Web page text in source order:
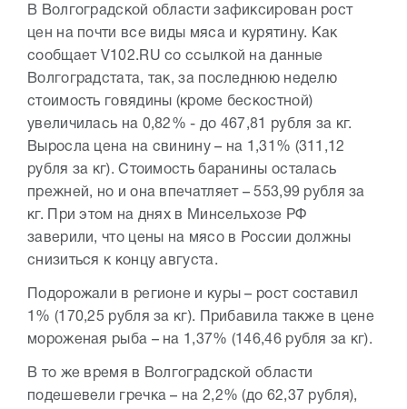
В Волгоградской области зафиксирован рост
цен на почти все виды мяса и курятину. Как
сообщает V102.RU со ссылкой на данные
Волгоградстата, так, за последнюю неделю
стоимость говядины (кроме бескостной)
увеличилась на 0,82% - до 467,81 рубля за кг.
Выросла цена на свинину – на 1,31% (311,12
рубля за кг). Стоимость баранины осталась
прежней, но и она впечатляет – 553,99 рубля за
кг. При этом на днях в Минсельхозе РФ
заверили, что цены на мясо в России должны
снизиться к концу августа.
Подорожали в регионе и куры – рост составил
1% (170,25 рубля за кг). Прибавила также в цене
мороженая рыба – на 1,37% (146,46 рубля за кг).
В то же время в Волгоградской области
подешевели гречка – на 2,2% (до 62,37 рубля),